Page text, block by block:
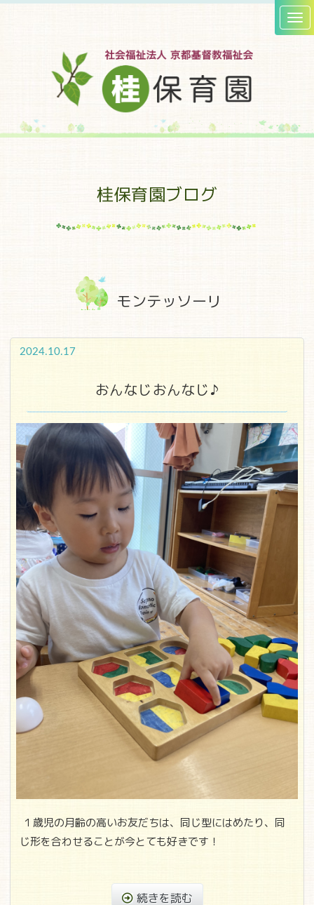
桂保育園ブログ
モンテッソーリ
2024.10.17
おんなじおんなじ♪
１歳児の月齢の高いお友だちは、同じ型にはめたり、同
じ形を合わせることが今とても好きです！
続きを読む